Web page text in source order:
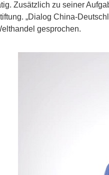
Zusätzlich zu seiner
„Dialog China-
gesprochen.